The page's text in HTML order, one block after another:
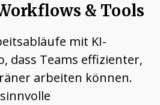
& Tools
mit KI-
dass Teams effizienter,
arbeiten können.